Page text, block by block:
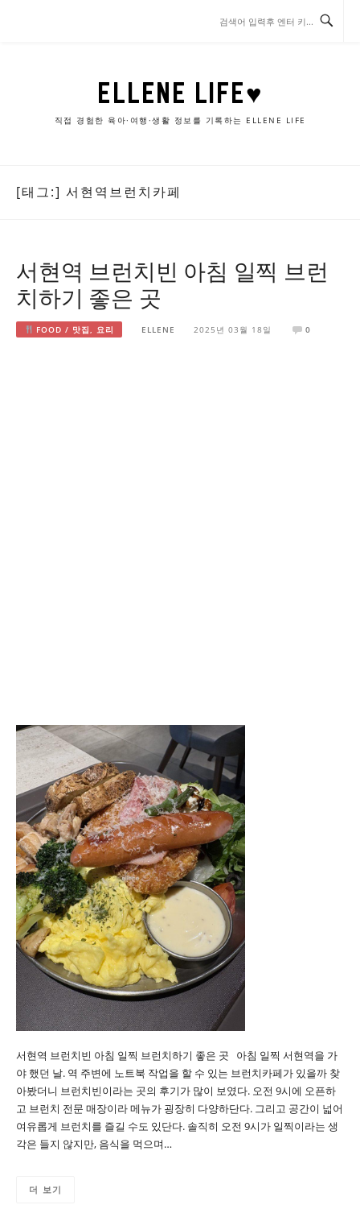
ELLENE LIFE♥
직접 경험한 육아·여행·생활 정보를 기록하는 ELLENE LIFE
[태그:] 서현역브런치카페
서현역 브런치빈 아침 일찍 브런
치하기 좋은 곳
FOOD / 맛집, 요리 ELLENE 2025년 03월 18일 0
서현역 브런치빈 아침 일찍 브런치하기 좋은 곳 아침 일찍 서현역을 가
야 했던 날. 역 주변에 노트북 작업을 할 수 있는 브런치카페가 있을까 찾
아봤더니 브런치빈이라는 곳의 후기가 많이 보였다. 오전 9시에 오픈하
고 브런치 전문 매장이라 메뉴가 굉장히 다양하단다. 그리고 공간이 넓어
여유롭게 브런치를 즐길 수도 있단다. 솔직히 오전 9시가 일찍이라는 생
각은 들지 않지만, 음식을 먹으며…
더 보기